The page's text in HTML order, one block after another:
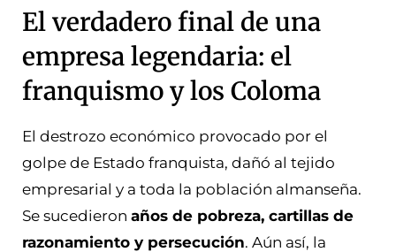
El verdadero final de una
empresa legendaria: el
franquismo y los Coloma
El destrozo económico provocado por el
golpe de Estado franquista, dañó al tejido
empresarial y a toda la población almanseña.
Se sucedieron años de pobreza, cartillas de
razonamiento y persecución. Aún así, la